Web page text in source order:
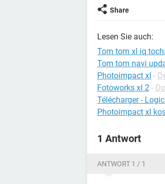
Share
Lesen Sie auch:
Tom tom xl iq
Tom tom navi
Photoimpact xl -
Fotoworks xl 2 -
Télécharger -
Photoimpact xl
1 Antwort
ANTWORT 1 / 1